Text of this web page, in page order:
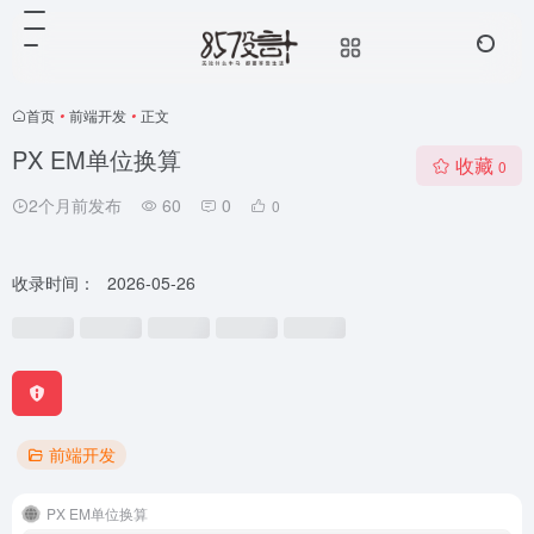
首页 • 前端开发 • 正文
PX EM单位换算
2个月前发布 60 0 0
收藏 0
收录时间： 2026-05-26
前端开发
PX EM单位换算